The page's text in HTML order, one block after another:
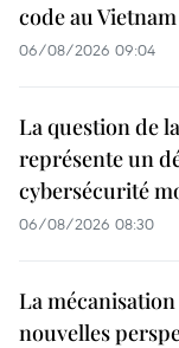
code au Vietnam
06/08/2026 09:04
La question de
représente un
cybersécurité
06/08/2026 08:30
La
nouvelles